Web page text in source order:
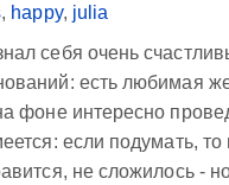
, happy, julia
себя очень
есть любимая
фоне интересно
если подумать,
не сложилось -